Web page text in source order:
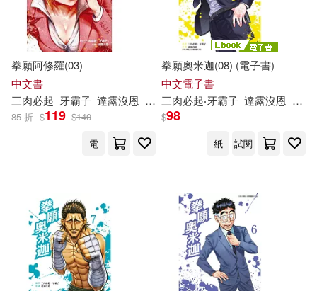
拳願阿修羅(03)
中文書
三肉必起 牙霸子 達露沒恩 砂輪忍
85 折 $119 $140
電
拳願奧米迦(08) (電子書)
中文電子書
三肉必起‧牙霸子 達露沒恩
$98
紙 試閱